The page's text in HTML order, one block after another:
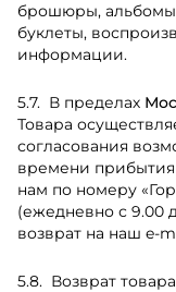
брошюры,
буклеты,
информации.
В пределах
Товара
согласования
времени прибытия
нам по номеру
(ежедневно с 9.00
возврат на наш e-
Возврат